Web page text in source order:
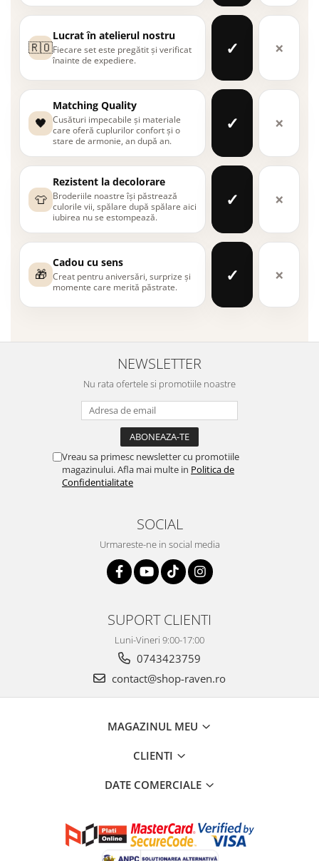
🇷🇴
Lucrat în atelierul nostru
Fiecare set este pregătit și verificat
înainte de expediere.
✓ ×
🖤
Matching Quality
Cusături impecabile și materiale
care oferă cuplurilor confort și o
stare de armonie, an după an.
✓ ×
👕
Rezistent la decolorare
Broderiile noastre își păstrează
culorile vii, spălare după spălare aici
iubirea nu se estompează.
✓ ×
🎁
Cadou cu sens
Creat pentru aniversări, surprize și
momente care merită păstrate.
✓ ×
NEWSLETTER
Nu rata ofertele si promotiile noastre
Vreau sa primesc newsletter cu promotiile
magazinului. Afla mai multe in Politica de
Confidentialitate
SOCIAL
Urmareste-ne in social media
SUPORT CLIENTI
Luni-Vineri 9:00-17:00
0743423759
contact@shop-raven.ro
MAGAZINUL MEU
CLIENTI
DATE COMERCIALE